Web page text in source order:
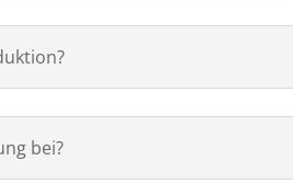
bei?